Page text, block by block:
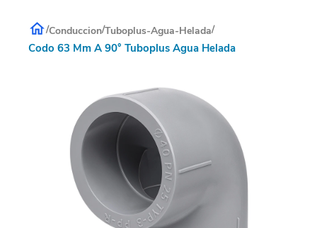
/Conduccion/Tuboplus-Agua-Helada/
Codo 63 Mm A 90° Tuboplus Agua Helada